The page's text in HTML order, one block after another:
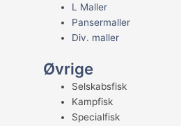
L Maller
Pansermaller
Div. maller
Øvrige
Selskabsfisk
Kampfisk
Specialfisk